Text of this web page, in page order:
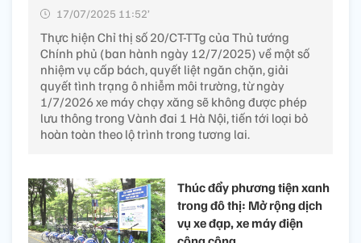
17/07/2025 11:52’
Thực hiện Chỉ thị số 20/CT-TTg của Thủ tướng
Chính phủ (ban hành ngày 12/7/2025) về một số
nhiệm vụ cấp bách, quyết liệt ngăn chặn, giải
quyết tình trạng ô nhiễm môi trường, từ ngày
1/7/2026 xe máy chạy xăng sẽ không được phép
lưu thông trong Vành đai 1 Hà Nội, tiến tới loại bỏ
hoàn toàn theo lộ trình trong tương lai.
Thúc đẩy phương tiện xanh
trong đô thị: Mở rộng dịch
vụ xe đạp, xe máy điện